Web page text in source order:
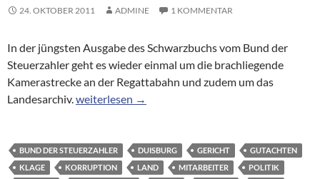
24. OKTOBER 2011 ADMINE 1 KOMMENTAR
In der jüngsten Ausgabe des Schwarzbuchs vom Bund der
Steuerzahler geht es wieder einmal um die brachliegende
Kamerastrecke an der Regattabahn und zudem um das
Landesarchiv.Duisburg: Zweimal im Schwarzbuch
weiterlesen →
BUND DER STEUERZAHLER DUISBURG GERICHT
GUTACHTEN
KLAGE
KORRUPTION LAND MITARBEITER
POLITIK